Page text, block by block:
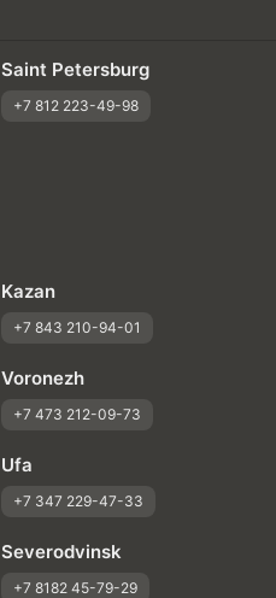
Saint Petersburg
+7 812 223-49-98
Kazan
+7 843 210-94-01
Voronezh
+7 473 212-09-73
Ufa
+7 347 229-47-33
Severodvinsk
+7 8182 45-79-29